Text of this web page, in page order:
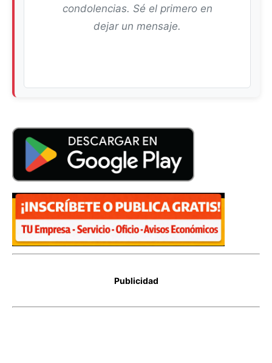
condolencias. Sé el primero en
dejar un mensaje.
Publicidad